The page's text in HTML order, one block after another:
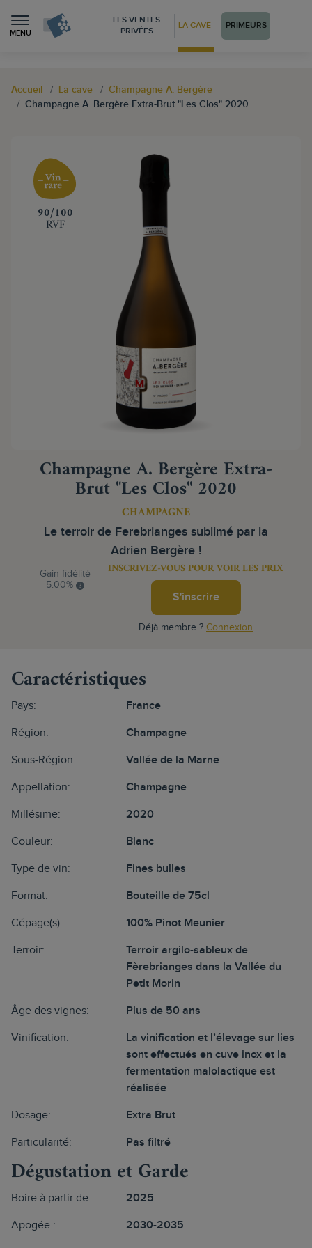
MENU
LES VENTES
PRIVÉES
LA CAVE PRIMEURS
Accueil La cave
Champagne A. Bergère
Champagne A. Bergère Extra-Brut "Les Clos" 2020
‍90/100
RVF
Champagne A. Bergère Extra-
Brut "Les Clos" 2020
CHAMPAGNE
Le terroir de Ferebrianges sublimé par la
Adrien Bergère !
Gain fidélité
5.00%
INSCRIVEZ-VOUS POUR VOIR LES PRIX
S'inscrire
Déjà membre ? Connexion
Caractéristiques
Pays: France
Région: Champagne
Sous-Région: Vallée de la Marne
Appellation: Champagne
Millésime: 2020
Couleur: Blanc
Type de vin: Fines bulles
Format: Bouteille de 75cl
Cépage(s): 100% Pinot Meunier
Terroir:
Terroir argilo-sableux de
Fèrebrianges dans la Vallée du
Petit Morin
Âge des vignes: Plus de 50 ans
Vinification:
La vinification et l’élevage sur lies
sont effectués en cuve inox et la
fermentation malolactique est
réalisée
Dosage: Extra Brut
Particularité: Pas filtré
Dégustation et Garde
Boire à partir de : 2025
Apogée : 2030-2035